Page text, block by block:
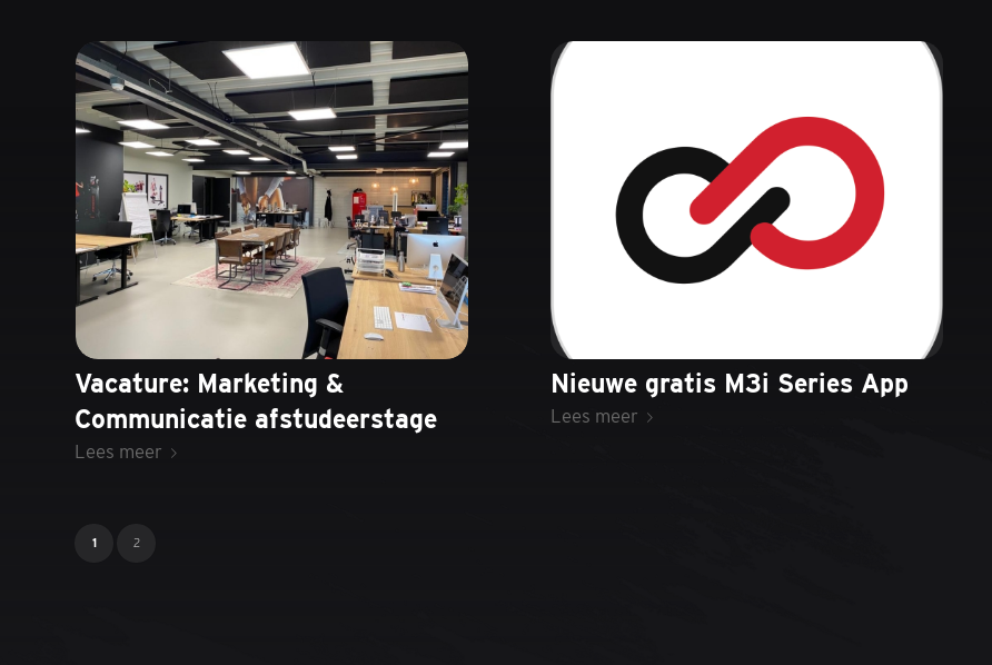
Vacature: Marketing &
Communicatie afstudeerstage
Lees meer
Nieuwe gratis M3i Series App
Lees meer
1 2